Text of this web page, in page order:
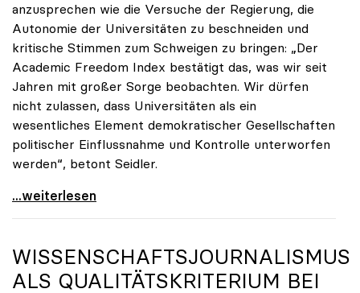
anzusprechen wie die Versuche der Regierung, die
Autonomie der Universitäten zu beschneiden und
kritische Stimmen zum Schweigen zu bringen: „Der
Academic Freedom Index bestätigt das, was wir seit
Jahren mit großer Sorge beobachten. Wir dürfen
nicht zulassen, dass Universitäten als ein
wesentliches Element demokratischer Gesellschaften
politischer Einflussnahme und Kontrolle unterworfen
werden“, betont Seidler.
Gegen Angriffe auf Wissenschaft: uniko richtet vor
...weiterlesen
WISSENSCHAFTSJOURNALISMUS
ALS QUALITÄTSKRITERIUM BEI